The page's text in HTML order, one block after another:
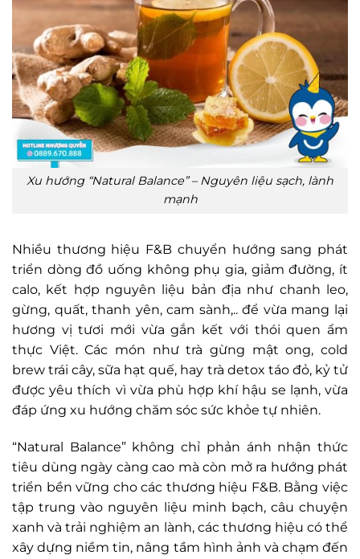
Xu hướng “Natural Balance” – Nguyên liệu sạch, lành
mạnh
Nhiều thương hiệu F&B chuyển hướng sang phát
triển dòng đồ uống không phụ gia, giảm đường, ít
calo, kết hợp nguyên liệu bản địa như chanh leo,
gừng, quất, thanh yên, cam sành,.. để vừa mang lại
hương vị tươi mới vừa gắn kết với thói quen ẩm
thực Việt. Các món như trà gừng mật ong, cold
brew trái cây, sữa hạt quế, hay trà detox táo đỏ, kỷ tử
được yêu thích vì vừa phù hợp khí hậu se lạnh, vừa
đáp ứng xu hướng chăm sóc sức khỏe tự nhiên.
“Natural Balance” không chỉ phản ánh nhận thức
tiêu dùng ngày càng cao mà còn mở ra hướng phát
triển bền vững cho các thương hiệu F&B. Bằng việc
tập trung vào nguyên liệu minh bạch, câu chuyện
xanh và trải nghiệm an lành, các thương hiệu có thể
xây dựng niềm tin, nâng tầm hình ảnh và chạm đến